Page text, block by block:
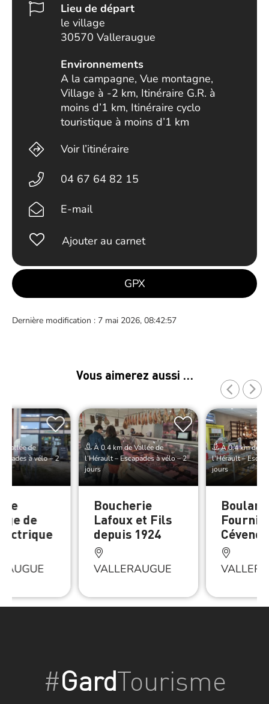
Lieu de départ
le village
30570 Valleraugue
Environnements
A la campagne, Vue montagne,
Village à -2 km, Itinéraire G.R. à
moins d’1 km, Itinéraire cyclo
touristique à moins d’1 km
Voir l’itinéraire
04 67 64 82 15
E-mail
Ajouter au carnet
GPX
Dernière modification : 7 mai 2026, 08:42:57
Vous aimerez aussi …
Vallée de
à vélo – 2
de
de
À 0.4 km de Vallée de
l’Hérault – Escapades à vélo – 2
jours
Boucherie
Lafoux et Fils
depuis 1924
VALLERAUGUE
À 0.4 km de
l’Hérault –
jours
Fournil
Cévenol
#GardTourisme